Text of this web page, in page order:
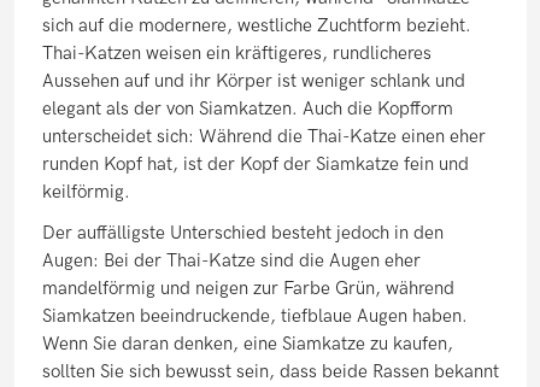
sich auf die modernere, westliche Zuchtform bezieht.
Thai-Katzen weisen ein kräftigeres, rundlicheres
Aussehen auf und ihr Körper ist weniger schlank und
elegant als der von Siamkatzen. Auch die Kopfform
unterscheidet sich: Während die Thai-Katze einen eher
runden Kopf hat, ist der Kopf der Siamkatze fein und
keilförmig.
Der auffälligste Unterschied besteht jedoch in den
Augen: Bei der Thai-Katze sind die Augen eher
mandelförmig und neigen zur Farbe Grün, während
Siamkatzen beeindruckende, tiefblaue Augen haben.
Wenn Sie daran denken, eine Siamkatze zu kaufen,
sollten Sie sich bewusst sein, dass beide Rassen bekannt